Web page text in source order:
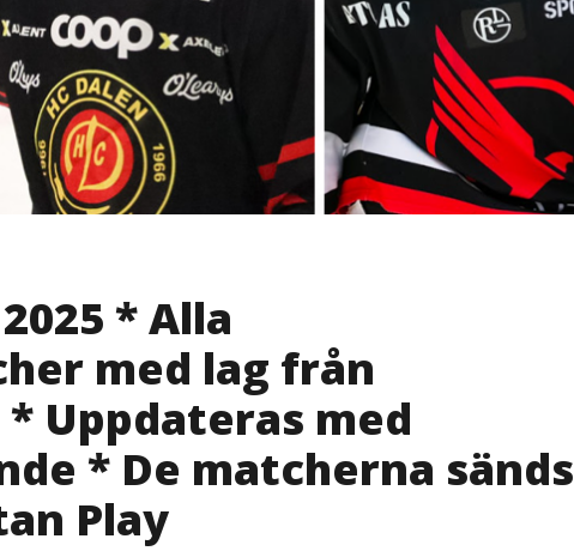
* Alla
med lag från
Uppdateras med
* De matcherna sänds
Play